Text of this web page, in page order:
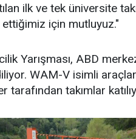
ilk ve tek üniversite
için mutluyuz."
Yarışması, ABD
WAM-V isimli
tarafından takımlar